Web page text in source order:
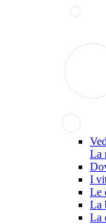
La
I
Le
La
La